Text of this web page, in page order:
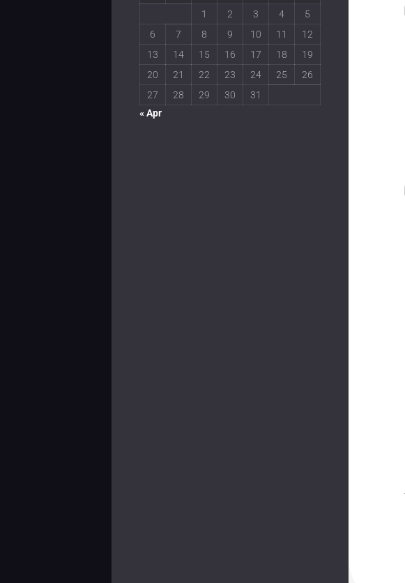
1
2 3 4
5
6
7 8 9 10 11
12
13
14 15 16 17 18
19
20
21 22 23 24 25
26
27
28 29 30
31
« Apr